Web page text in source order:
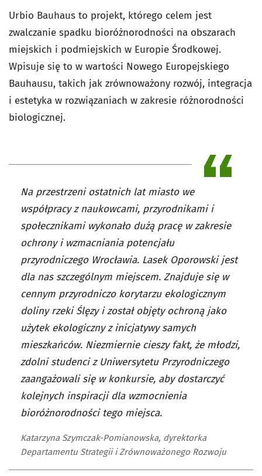
Urbio Bauhaus to projekt, którego celem jest
zwalczanie spadku bioróżnorodności na obszarach
miejskich i podmiejskich w Europie Środkowej.
Wpisuje się to w wartości Nowego Europejskiego
Bauhausu, takich jak zrównoważony rozwój, integracja
i estetyka w rozwiązaniach w zakresie różnorodności
biologicznej.
Na przestrzeni ostatnich lat miasto we
współpracy z naukowcami, przyrodnikami i
społecznikami wykonało dużą pracę w zakresie
ochrony i wzmacniania potencjału
przyrodniczego Wrocławia. Lasek Oporowski jest
dla nas szczególnym miejscem. Znajduje się w
cennym przyrodniczo korytarzu ekologicznym
doliny rzeki Ślęzy i został objęty ochroną jako
użytek ekologiczny z inicjatywy samych
mieszkańców. Niezmiernie cieszy fakt, że młodzi,
zdolni studenci z Uniwersytetu Przyrodniczego
zaangażowali się w konkursie, aby dostarczyć
kolejnych inspiracji dla wzmocnienia
bioróżnorodności tego miejsca.
Katarzyna Szymczak-Pomianowska, dyrektorka
Departamentu Strategii i Zrównoważonego Rozwoju